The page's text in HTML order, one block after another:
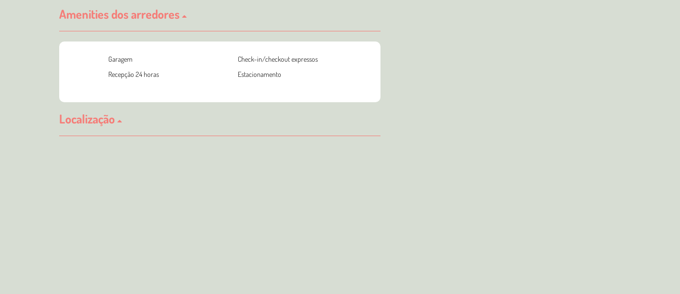
Amenities dos arredores
Garagem
Check-in/checkout expressos
Recepção 24 horas
Estacionamento
Localização